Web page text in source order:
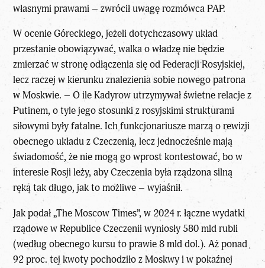
własnymi prawami – zwrócił uwagę rozmówca PAP.
W ocenie Góreckiego, jeżeli dotychczasowy układ
przestanie obowiązywać, walka o władzę nie będzie
zmierzać w stronę odłączenia się od Federacji Rosyjskiej,
lecz raczej w kierunku znalezienia sobie nowego patrona
w Moskwie. – O ile Kadyrow utrzymywał świetne relacje z
Putinem, o tyle jego stosunki z rosyjskimi strukturami
siłowymi były fatalne. Ich funkcjonariusze marzą o rewizji
obecnego układu z Czeczenią, lecz jednocześnie mają
świadomość, że nie mogą go wprost kontestować, bo w
interesie Rosji leży, aby Czeczenia była rządzona silną
ręką tak długo, jak to możliwe – wyjaśnił.
Jak podał „The Moscow Times”, w 2024 r. łączne wydatki
rządowe w Republice Czeczenii wyniosły 580 mld rubli
(według obecnego kursu to prawie 8 mld dol.). Aż ponad
92 proc. tej kwoty pochodziło z Moskwy i w pokaźnej